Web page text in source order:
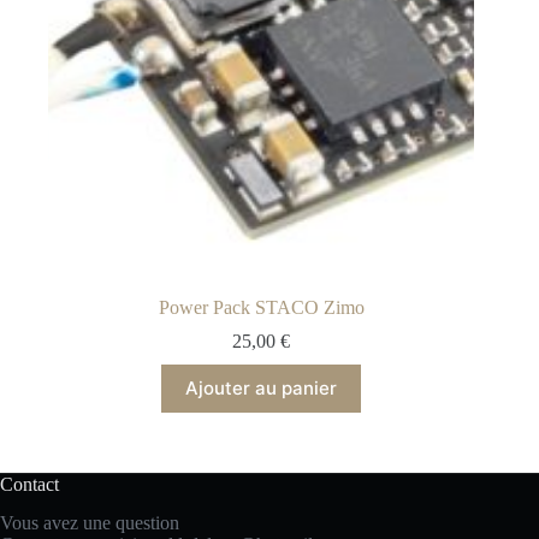
Power Pack STACO Zimo
25,00€
Ajouter au panier
Contact
Vous avez une question